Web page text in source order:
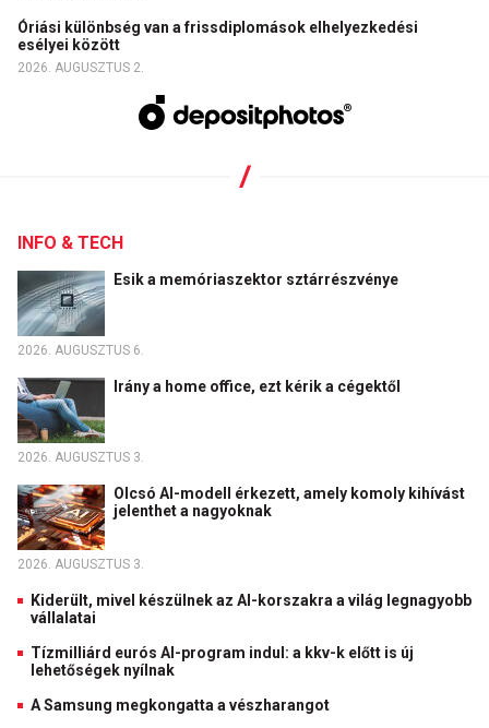
Óriási különbség van a frissdiplomások elhelyezkedési
esélyei között
2026. AUGUSZTUS 2.
INFO & TECH
Esik a memóriaszektor sztárrészvénye
2026. AUGUSZTUS 6.
Irány a home office, ezt kérik a cégektől
2026. AUGUSZTUS 3.
Olcsó AI-modell érkezett, amely komoly kihívást
jelenthet a nagyoknak
2026. AUGUSZTUS 3.
Kiderült, mivel készülnek az AI-korszakra a világ legnagyobb
vállalatai
Tízmilliárd eurós AI-program indul: a kkv-k előtt is új
lehetőségek nyílnak
A Samsung megkongatta a vészharangot